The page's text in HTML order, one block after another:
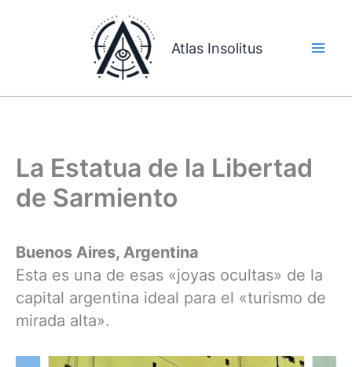
Atlas Insolitus
La Estatua de la Libertad
de Sarmiento
Buenos Aires, Argentina
Esta es una de esas «joyas ocultas» de la
capital argentina ideal para el «turismo de
mirada alta».